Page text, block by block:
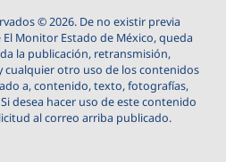
© 2026. De no existir previa
Monitor Estado de México, queda
la publicación, retransmisión,
cualquier otro uso de los contenidos
a, contenido, texto, fotografías,
desea hacer uso de este contenido
al correo arriba publicado.